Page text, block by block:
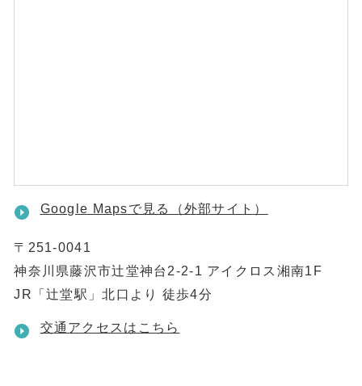
Google Mapsで見る（外部サイト）
〒251-0041
神奈川県藤沢市辻堂神台2-2-1 アイクロス湘南1F
JR「辻堂駅」北口より 徒歩4分
交通アクセスはこちら